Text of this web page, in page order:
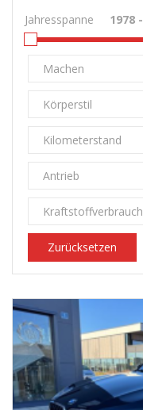
Jahresspanne
Machen
Körperstil
Kilometerstand
Antrieb
Kraftstoffverbrauch
Zurücksetzen